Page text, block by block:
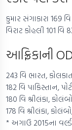
કુમાર સંગાકારા 169
વિરાટ કોહલી 101 વિ
આફ્રિકાની
243 વિ ભારત,
182 વિ પાકિસ્તાન,
180 વિ શ્રીલંકા,
178 વિ શ્રીલંકા,
* અગાઉ 2015ના